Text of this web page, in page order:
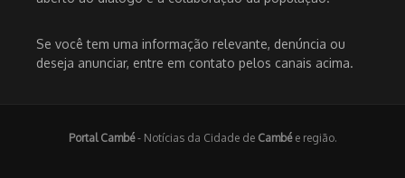
Se você tem uma informação relevante, denúncia ou
deseja anunciar, entre em contato pelos canais acima.
Portal Cambé- Notícias da Cidade de Cambée região.